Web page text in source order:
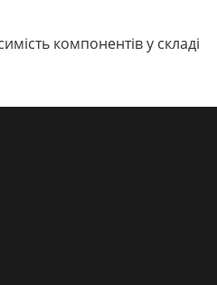
компонентів у складі